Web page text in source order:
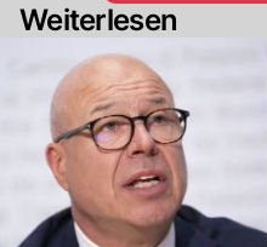
Weiterlesen